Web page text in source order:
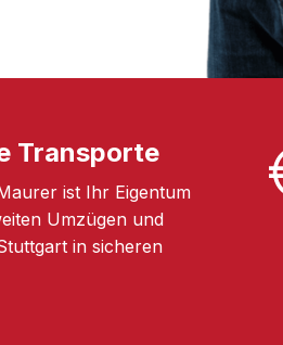
Transporte
ist Ihr Eigentum
Umzügen und
in sicheren